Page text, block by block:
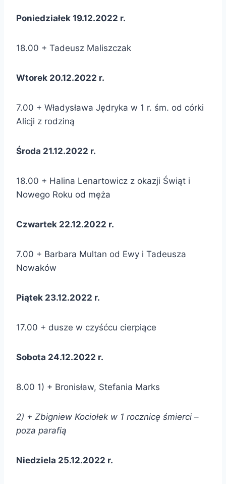
Poniedziałek 19.12.2022 r.
18.00 + Tadeusz Maliszczak
Wtorek 20.12.2022 r.
7.00 + Władysława Jędryka w 1 r. śm. od córki
Alicji z rodziną
Środa 21.12.2022 r.
18.00 + Halina Lenartowicz z okazji Świąt i
Nowego Roku od męża
Czwartek 22.12.2022 r.
7.00 + Barbara Multan od Ewy i Tadeusza
Nowaków
Piątek 23.12.2022 r.
17.00 + dusze w czyśćcu cierpiące
Sobota 24.12.2022 r.
8.00 1) + Bronisław, Stefania Marks
2) + Zbigniew Kociołek w 1 rocznicę śmierci –
poza parafią
Niedziela 25.12.2022 r.